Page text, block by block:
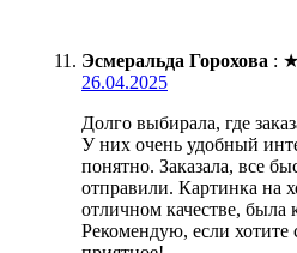
Эсмеральда Горохова : ★
26.04.2025
Долго выбирала, где
У них очень удобный
понятно. Заказала, все
отправили. Картинка на
отличном качестве, была
Рекомендую, если хотите